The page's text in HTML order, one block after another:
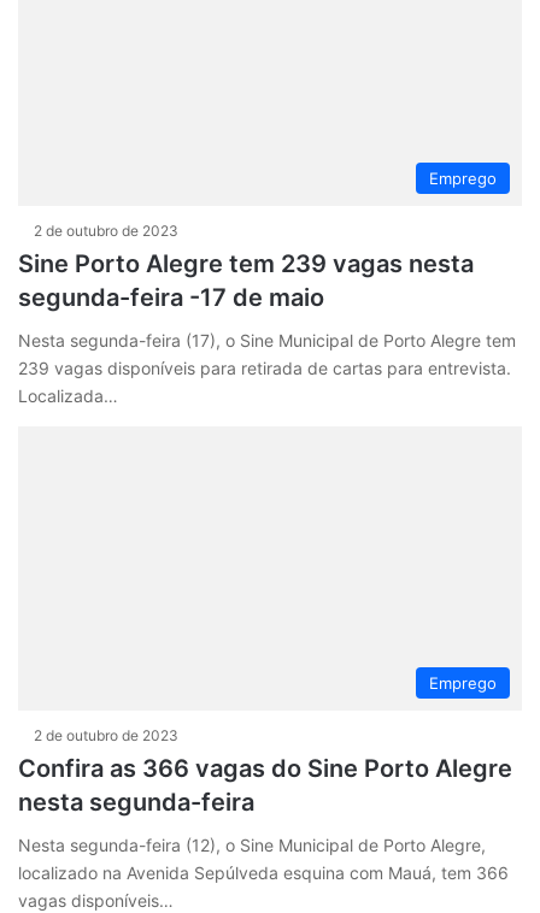
Emprego
2 de outubro de 2023
Sine Porto Alegre tem 239 vagas nesta
segunda-feira -17 de maio
Nesta segunda-feira (17), o Sine Municipal de Porto Alegre tem
239 vagas disponíveis para retirada de cartas para entrevista.
Localizada…
Emprego
2 de outubro de 2023
Confira as 366 vagas do Sine Porto Alegre
nesta segunda-feira
Nesta segunda-feira (12), o Sine Municipal de Porto Alegre,
localizado na Avenida Sepúlveda esquina com Mauá, tem 366
vagas disponíveis…